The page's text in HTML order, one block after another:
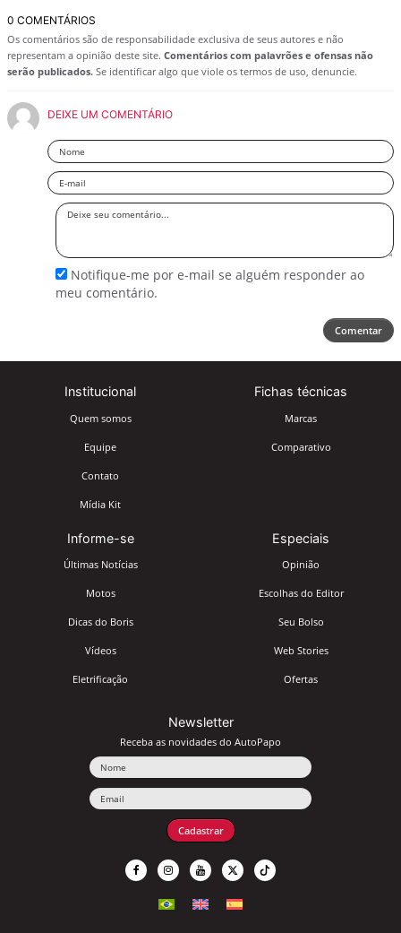
0 COMENTÁRIOS
Os comentários são de responsabilidade exclusiva de seus autores e não
representam a opinião deste site. Comentários com palavrões e ofensas não
serão publicados. Se identificar algo que viole os termos de uso, denuncie.
DEIXE UM COMENTÁRIO
Nome
Email
Deixe
Notifique-me por e-mail se alguém responder ao
meu comentário.
Comentar
Institucional
Quem somos
Equipe
Contato
Mídia Kit
Fichas técnicas
Marcas
Comparativo
Informe-se
Últimas Notícias
Motos
Dicas do Boris
Vídeos
Eletrificação
Especiais
Opinião
Escolhas do Editor
Seu Bolso
Web Stories
Ofertas
Newsletter
Receba as novidades do AutoPapo
Cadastrar